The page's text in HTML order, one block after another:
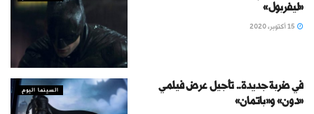
«ليفربول»
السينما اليوم
في ضربة جديدة.. تأجيل عرض فيلمي
«دون» و«باتمان»